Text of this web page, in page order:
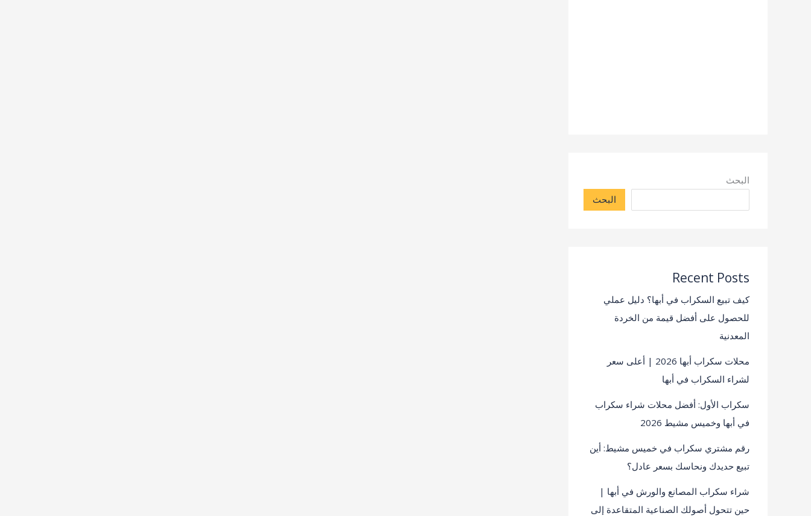
البحث
البحث
Recent Posts
كيف تبيع السكراب في أبها؟ دليل عملي
للحصول على أفضل قيمة من الخردة
المعدنية
محلات سكراب أبها 2026 | أعلى سعر
لشراء السكراب في أبها
سكراب الأول: أفضل محلات شراء سكراب
في أبها وخميس مشيط 2026
رقم مشتري سكراب في خميس مشيط: أين
تبيع حديدك ونحاسك بسعر عادل؟
شراء سكراب المصانع والورش في أبها |
حين تتحول أصولك الصناعية المتقاعدة إلى